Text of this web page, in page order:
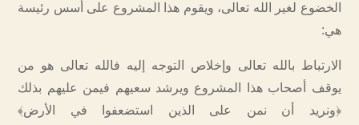
الخضوع لغير الله تعالى، ويقوم هذا المشروع على أسس رئيسة
هي:
الارتباط بالله تعالى وإخلاص التوجه إليه فالله تعالى هو من
يوقف أصحاب هذا المشروع ويرشد سعيهم فيمن عليهم بذلك
﴿ونريد أن نمن على الذين استضعفوا في الأرض﴾